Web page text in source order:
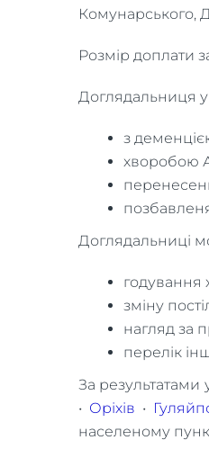
Комунарського,
Розмір доплати
Доглядальниця у
з
хворобою
Доглядальниці
годування
зміну
нагляд за
перелік
За результатами
• Оріхів •
населеному